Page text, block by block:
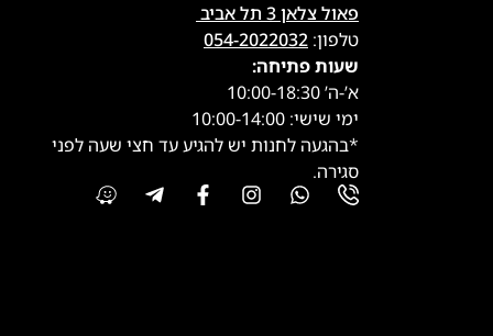
פאול צלאן 3 תל אביב
טלפון: 054-2022032
שעות פתיחה:
א’-ה’ 10:00-18:30
ימי שישי: 10:00-14:00
*בהגעה לחנות יש להגיע עד חצי שעה לפני
סגירה.